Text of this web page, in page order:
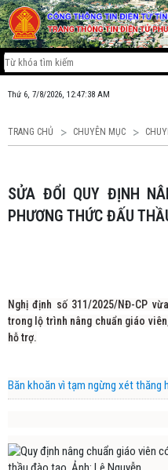
Thứ 6, 7/8/2026, 12:47:39 AM
TRANG CHỦ CHUYÊN MỤC
SỬA ĐỔI QUY ĐỊNH NÂNG CHUẨN GIÁO VIÊN, BỎ
PHƯƠNG THỨC ĐẤU
Nghị định số 311/2025/NĐ-CP
trong lộ trình nâng chuẩn giáo
hỗ trợ.
Băn khoăn vì tạm ngừng xét thăng